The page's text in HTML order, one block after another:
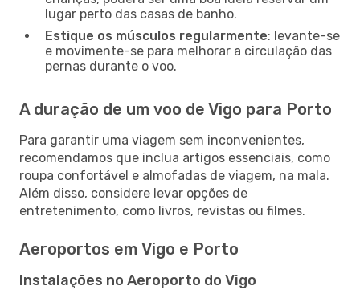
lugar perto das casas de banho.
Estique os músculos regularmente: levante-se
e movimente-se para melhorar a circulação das
pernas durante o voo.
A duração de um voo de Vigo para Porto
Para garantir uma viagem sem inconvenientes,
recomendamos que inclua artigos essenciais, como
roupa confortável e almofadas de viagem, na mala.
Além disso, considere levar opções de
entretenimento, como livros, revistas ou filmes.
Aeroportos em Vigo e Porto
Instalações no Aeroporto do Vigo